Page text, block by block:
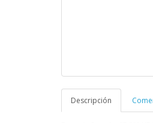
Descripción